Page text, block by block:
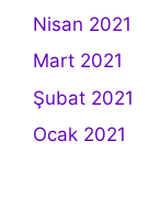
Nisan 2021
Mart 2021
Şubat 2021
Ocak 2021